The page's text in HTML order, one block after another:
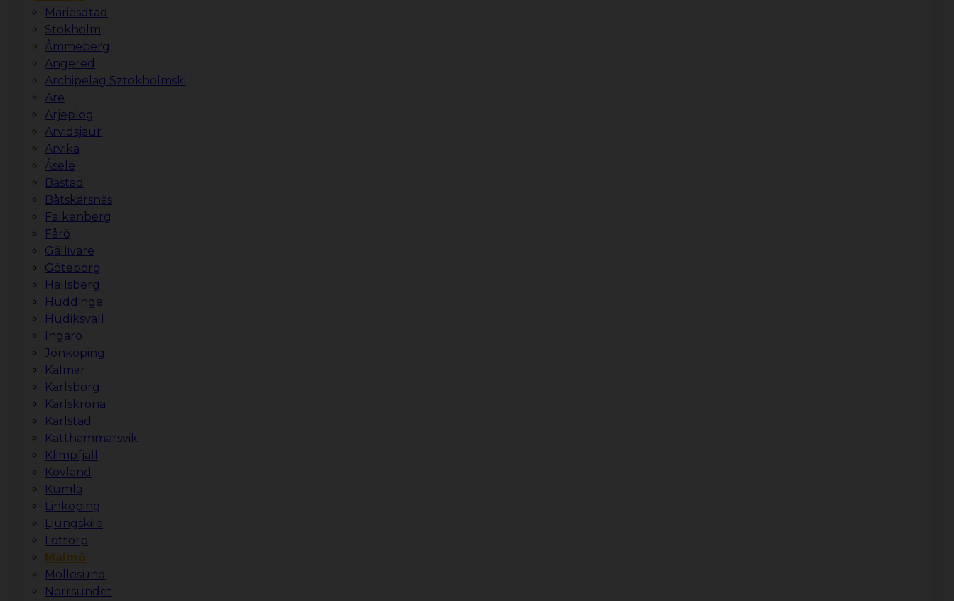
Mariesdtad
Stokholm
Åmmeberg
Angered
Archipelag Sztokholmski
Are
Arjeplog
Arvidsjaur
Arvika
Åsele
Bastad
Båtskärsnäs
Falkenberg
Fårö
Gällivare
Göteborg
Hallsberg
Huddinge
Hudiksvall
Ingaro
Jönköping
Kalmar
Karlsborg
Karlskrona
Karlstad
Katthammarsvik
Klimpfjäll
Kovland
Kumla
Linköping
Ljungskile
Löttorp
Malmö
Mollösund
Norrsundet